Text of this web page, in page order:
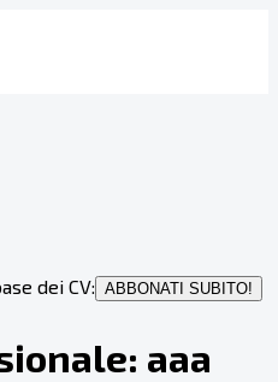
dei CV: ABBONATI SUBITO!
aaa